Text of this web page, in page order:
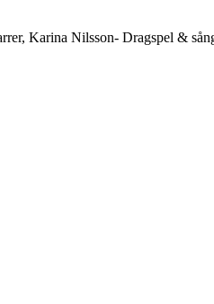
Karina Nilsson- Dragspel &